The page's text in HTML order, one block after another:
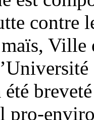
contre
Ville
pro-